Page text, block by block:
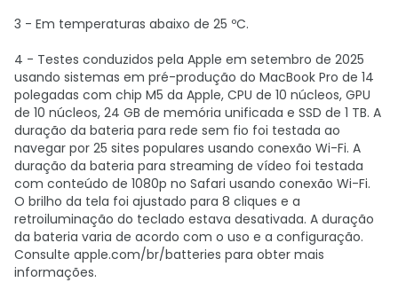
3 - Em temperaturas abaixo de 25 ºC.
4 - Testes conduzidos pela Apple em setembro de 2025
usando sistemas em pré-produção do MacBook Pro de 14
polegadas com chip M5 da Apple, CPU de 10 núcleos, GPU
de 10 núcleos, 24 GB de memória unificada e SSD de 1 TB. A
duração da bateria para rede sem fio foi testada ao
navegar por 25 sites populares usando conexão Wi-Fi. A
duração da bateria para streaming de vídeo foi testada
com conteúdo de 1080p no Safari usando conexão Wi-Fi.
O brilho da tela foi ajustado para 8 cliques e a
retroiluminação do teclado estava desativada. A duração
da bateria varia de acordo com o uso e a configuração.
Consulte apple.com/br/batteries para obter mais
informações.